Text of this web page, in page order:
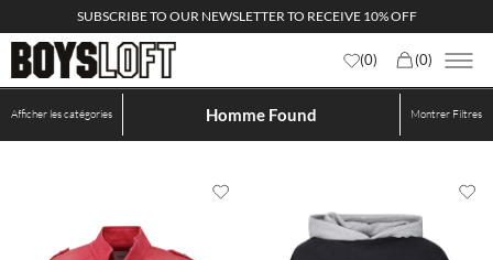
SUBSCRIBE TO OUR NEWSLETTER TO RECEIVE 10% OFF
(0) (0)
Afficher les catégories Homme Found Montrer Filtres